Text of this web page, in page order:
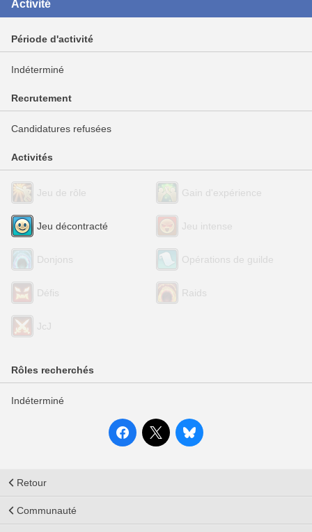
Activité
Période d'activité
Indéterminé
Recrutement
Candidatures refusées
Activités
Jeu de rôle Gain d'expérience
Jeu décontracté Jeu intense
Donjons Opérations de guilde
Défis Raids
JcJ
Rôles recherchés
Indéterminé
Retour
Communauté